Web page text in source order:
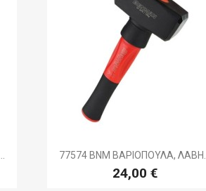
Γρήγορη προβολή
77574 BNM ΒΑΡΙΟΠΟΥΛΑ, ΛΑΒΗ...
24,00 €